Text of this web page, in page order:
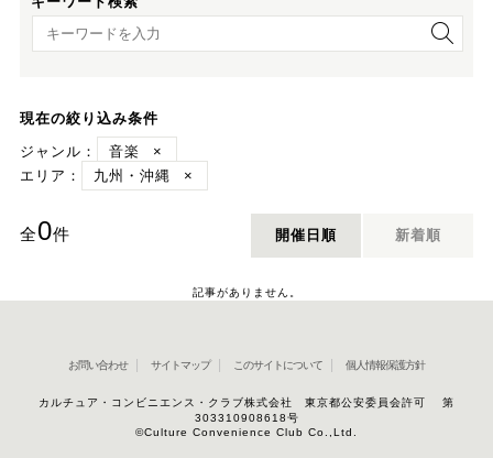
キーワード検索
現在の絞り込み条件
ジャンル：
音楽
×
エリア：
九州・沖縄 ×
全0件 開催日順 新着順
記事がありません。
お問い合わせ サイトマップ このサイトについて 個人情報保護方針
カルチュア・コンビニエンス・クラブ株式会社 東京都公安委員会許可 第
303310908618号
©Culture Convenience Club Co.,Ltd.